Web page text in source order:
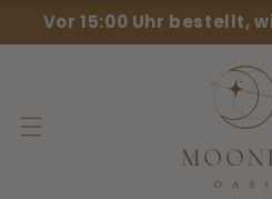
zum
Inhalt
Vor 15:00 Uhr bestellt,